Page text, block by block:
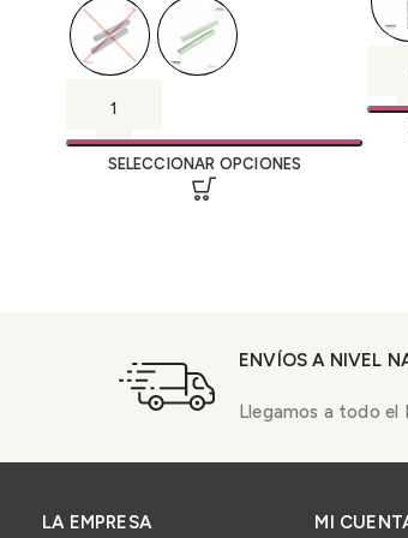
SELECCIONAR OPCIONES
ENVÍOS A NIVEL
Llegamos a todo el
LA EMPRESA MI